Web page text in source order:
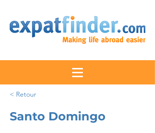
< Retour
Santo Domingo